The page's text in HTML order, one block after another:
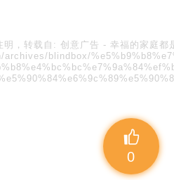
明，转载自: 创意广告 - 幸福的家庭都
blindbox/
0